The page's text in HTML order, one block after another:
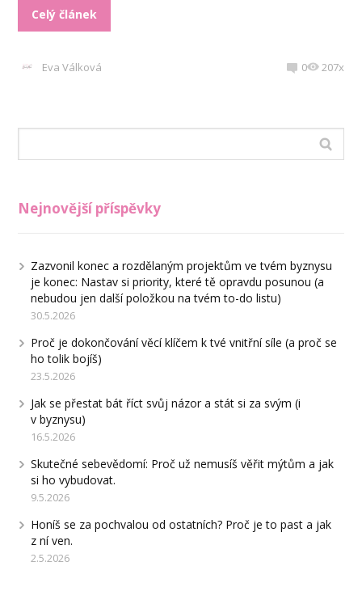
Celý článek
Eva Válková 0 207x
Nejnovější příspěvky
Zazvonil konec a rozdělaným projektům ve tvém byznysu
je konec: Nastav si priority, které tě opravdu posunou (a
nebudou jen další položkou na tvém to-do listu)
30.5.2026
Proč je dokončování věcí klíčem k tvé vnitřní síle (a proč se
ho tolik bojíš)
23.5.2026
Jak se přestat bát říct svůj názor a stát si za svým (i
v byznysu)
16.5.2026
Skutečné sebevědomí: Proč už nemusíš věřit mýtům a jak
si ho vybudovat.
9.5.2026
Honíš se za pochvalou od ostatních? Proč je to past a jak
z ní ven.
2.5.2026